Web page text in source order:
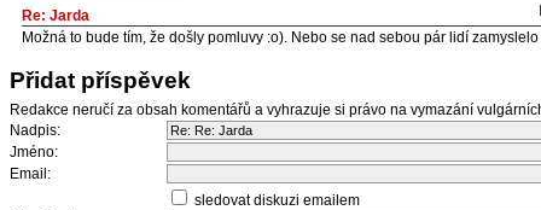
Re: Jarda
Možná to bude tím, že došly pomluvy :o). Nebo se nad sebou pár lidí
Přidat příspěvek
Redakce neručí za obsah komentářů a vyhrazuje si právo na vymazání
Nadpis:
Jméno:
Email:
sledovat diskuzi emailem